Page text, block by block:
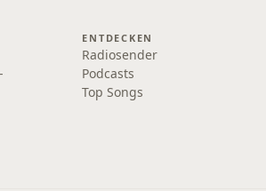
ENTDECKEN
Radiosender
Podcasts
Top Songs